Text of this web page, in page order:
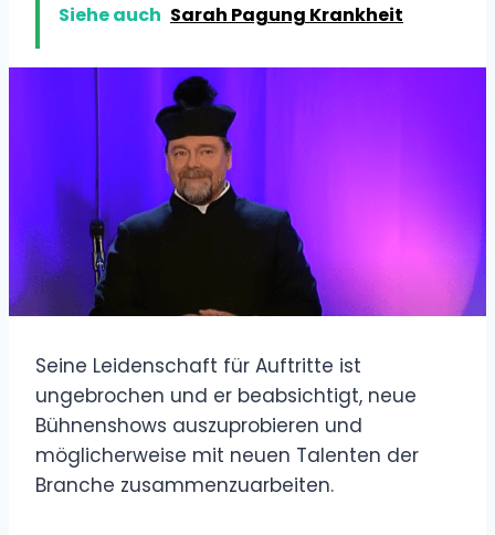
Siehe auch Sarah Pagung Krankheit
Seine Leidenschaft für Auftritte ist
ungebrochen und er beabsichtigt, neue
Bühnenshows auszuprobieren und
möglicherweise mit neuen Talenten der
Branche zusammenzuarbeiten.